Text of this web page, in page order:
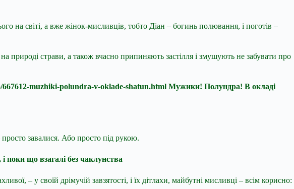
на світі, а вже жінок-мисливців, тобто Діан – богинь полювання, і поготів –
страви, а також вчасно припиняють застілля і змушують не забувати про
muzhiki-polundra-v-oklade-shatun.html Мужики! Полундра! В окладі
завалися. Або просто під рукою.
поки що взагалі без чаклунства
– у своїй дрімучій завзятості, і їх дітлахи, майбутні мисливці – всім корисно: